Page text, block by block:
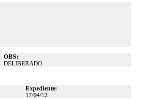
OBS:
DELIBERADO
Expediente:
17/04/12